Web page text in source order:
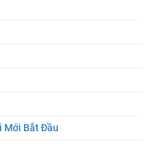
Mới Bắt Đầu